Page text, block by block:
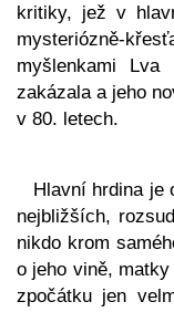
kritiky, jež v
mysteriózně-
myšlenkami Lva
zakázala a jeho
v 80. letech.
Hlavní hrdina je
nejbližších,
nikdo krom
o jeho vině,
zpočátku jen